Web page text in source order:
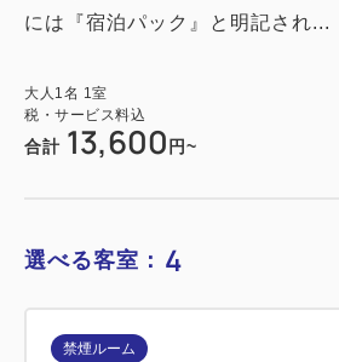
には『宿泊パック』と明記され...
大人 1 名 1 室
税・サービス料込
合計 13,600円~
選べる客室： 4
禁煙ルーム